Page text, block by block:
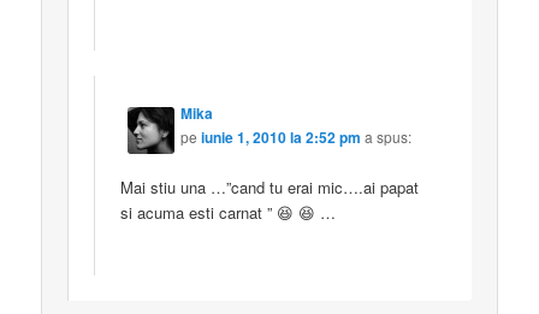
Mika
peiunie 1, 2010 la 2:52 pm a spus:
Mai stiu una …”cand tu erai mic….ai papat
si acuma esti carnat ” 😆 😆 …